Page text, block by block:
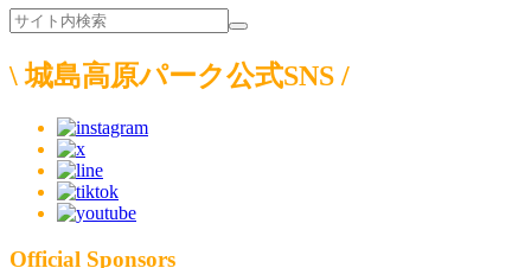
\ 城島高原パーク公式SNS /
Official Sponsors